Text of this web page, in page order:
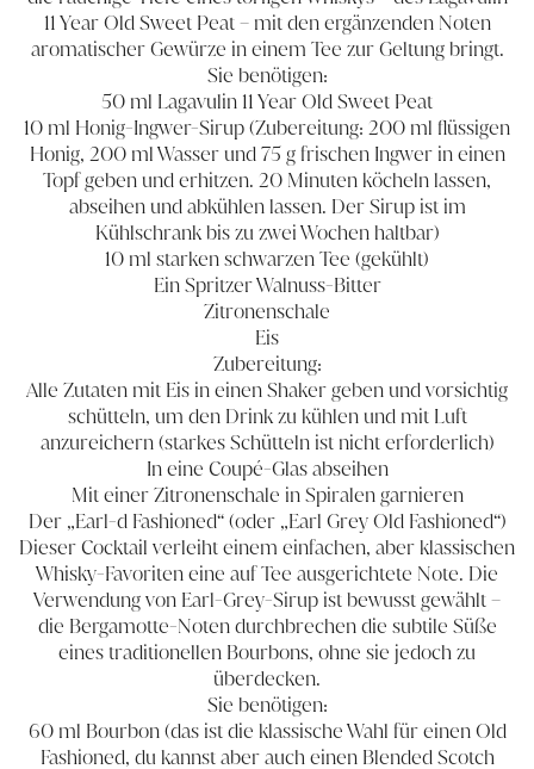
11 Year Old Sweet Peat – mit den ergänzenden Noten
aromatischer Gewürze in einem Tee zur Geltung bringt.
Sie benötigen:
50 ml Lagavulin 11 Year Old Sweet Peat
10 ml Honig-Ingwer-Sirup (Zubereitung: 200 ml flüssigen
Honig, 200 ml Wasser und 75 g frischen Ingwer in einen
Topf geben und erhitzen. 20 Minuten köcheln lassen,
abseihen und abkühlen lassen. Der Sirup ist im
Kühlschrank bis zu zwei Wochen haltbar)
10 ml starken schwarzen Tee (gekühlt)
Ein Spritzer Walnuss-Bitter
Zitronenschale
Eis
Zubereitung:
Alle Zutaten mit Eis in einen Shaker geben und vorsichtig
schütteln, um den Drink zu kühlen und mit Luft
anzureichern (starkes Schütteln ist nicht erforderlich)
In eine Coupé-Glas abseihen
Mit einer Zitronenschale in Spiralen garnieren
Der „Earl-d Fashioned“ (oder „Earl Grey Old Fashioned“)
Dieser Cocktail verleiht einem einfachen, aber klassischen
Whisky-Favoriten eine auf Tee ausgerichtete Note. Die
Verwendung von Earl-Grey-Sirup ist bewusst gewählt –
die Bergamotte-Noten durchbrechen die subtile Süße
eines traditionellen Bourbons, ohne sie jedoch zu
überdecken.
Sie benötigen:
60 ml Bourbon (das ist die klassische Wahl für einen Old
Fashioned, du kannst aber auch einen Blended Scotch